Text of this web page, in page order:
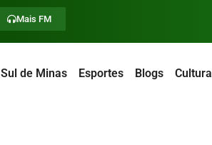
Mais FM
Sul de Minas Esportes Blogs Cultura